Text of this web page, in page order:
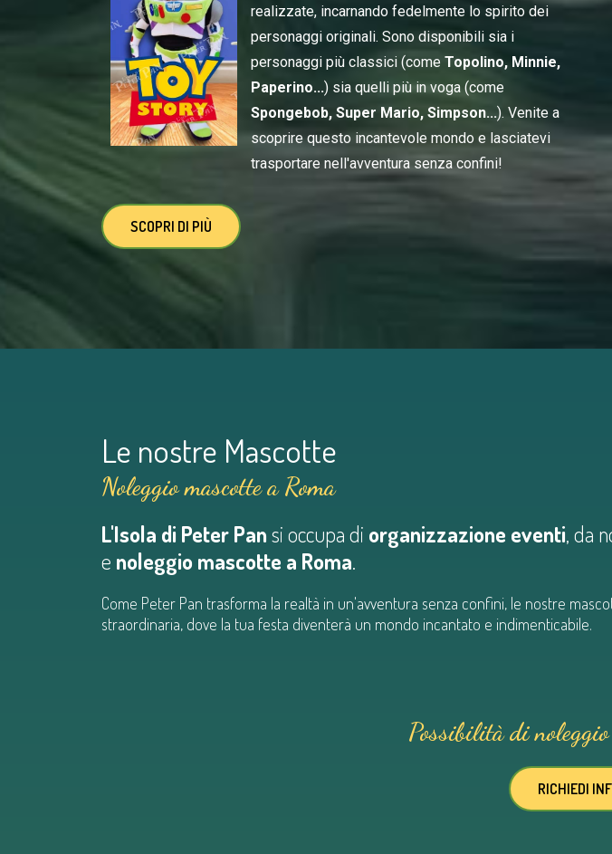
realizzate, incarnando fedelmente lo spirito dei
personaggi originali. Sono disponibili sia i
personaggi più classici (come Topolino, Minnie,
Paperino...) sia quelli più in voga (come
Spongebob, Super Mario, Simpson...). Venite a
scoprire questo incantevole mondo e lasciatevi
trasportare nell'avventura senza confini!
SCOPRI DI PIÙ
Le nostre Mascotte
Noleggio mascotte a Roma
L'Isola di Peter Pansi occupa di organizzazione eventi, da
e noleggio mascotte a Roma.
Come Peter Pan trasforma la realtà in un'avventura senza confini, le nostre
straordinaria, dove la tua festa diventerà un mondo incantato e indimenticabile.
Possibilità di noleggio
RICHIEDI